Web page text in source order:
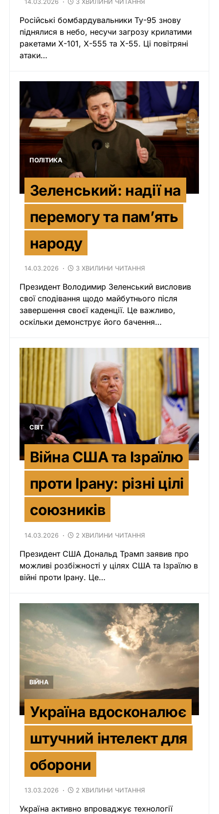
14.03.2026 3 ХВИЛИНИ ЧИТАННЯ
Російські бомбардувальники Ту-95 знову
піднялися в небо, несучи загрозу крилатими
ракетами Х-101, Х-555 та Х-55. Ці повітряні
атаки…
ПОЛІТИКА
Зеленський: надії на
перемогу та пам’ять
народу
14.03.2026 3 ХВИЛИНИ ЧИТАННЯ
Президент Володимир Зеленський висловив
свої сподівання щодо майбутнього після
завершення своєї каденції. Це важливо,
оскільки демонструє його бачення…
СВІТ
Війна США та Ізраїлю
проти Ірану: різні цілі
союзників
14.03.2026 2 ХВИЛИНИ ЧИТАННЯ
Президент США Дональд Трамп заявив про
можливі розбіжності у цілях США та Ізраїлю в
війні проти Ірану. Це…
ВІЙНА
Україна вдосконалює
штучний інтелект для
оборони
13.03.2026 2 ХВИЛИНИ ЧИТАННЯ
Україна активно впроваджує технології